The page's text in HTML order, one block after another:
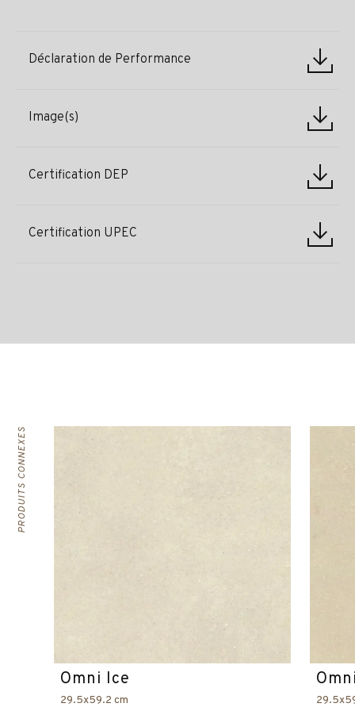
Déclaration de Performance
Image(s)
Certification DEP
Certification UPEC
PRODUITS CONNEXES
Omni Ice
29.5x59.2 cm